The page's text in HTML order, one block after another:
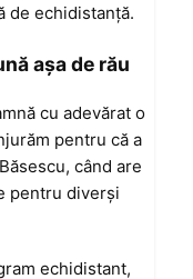
de echidistanţă.
aşa de rău
cu adevărat o
pentru că a
când are
pentru diverşi
echidistant,